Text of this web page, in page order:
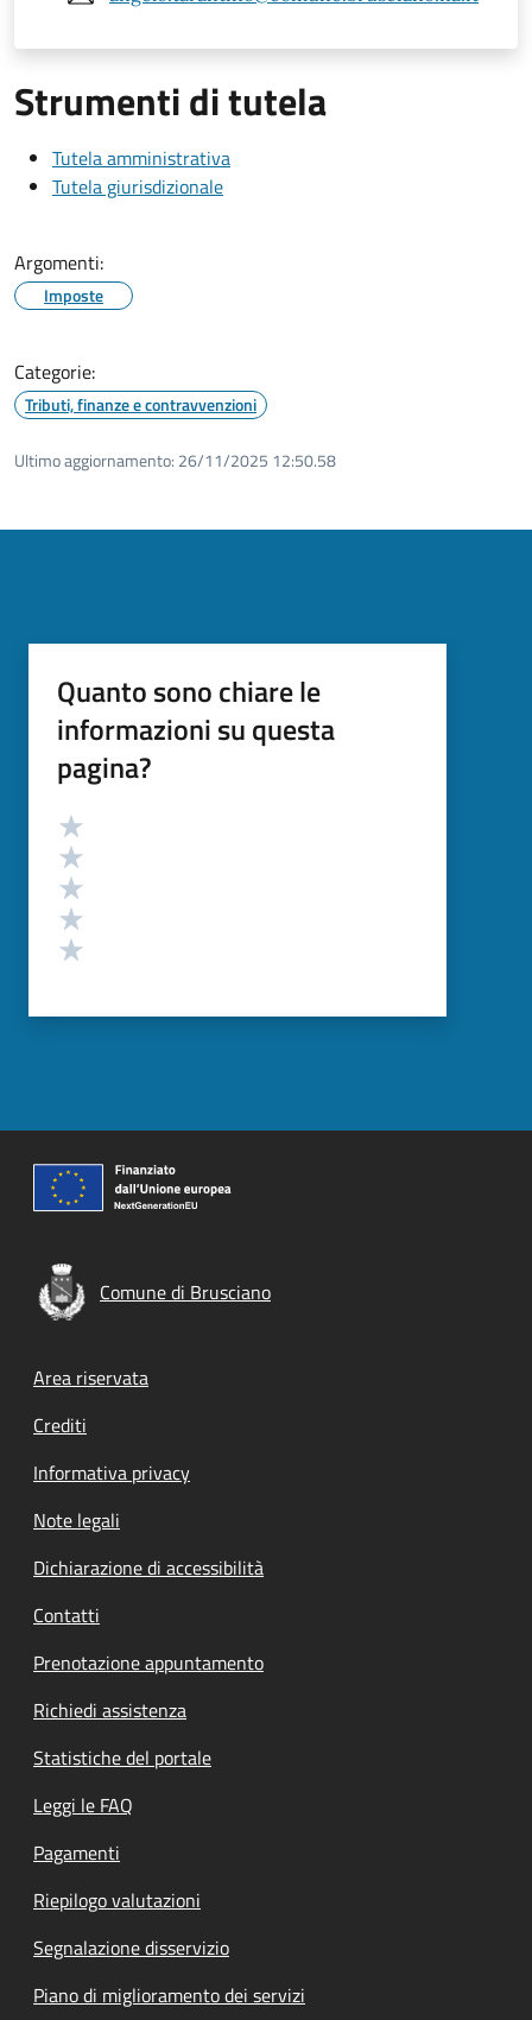
Strumenti di tutela
Tutela amministrativa
Tutela giurisdizionale
Argomenti:
Imposte
Categorie:
Tributi, finanze e contravvenzioni
Ultimo aggiornamento: 26/11/2025 12:50.58
Quanto sono chiare le
informazioni su questa
pagina?
Valutazione
Comune di Brusciano
Footer menu
Area riservata
Crediti
Informativa privacy
Note legali
Dichiarazione di accessibilità
Contatti
Prenotazione appuntamento
Richiedi assistenza
Statistiche del portale
Leggi le FAQ
Pagamenti
Riepilogo valutazioni
Segnalazione disservizio
Piano di miglioramento dei servizi